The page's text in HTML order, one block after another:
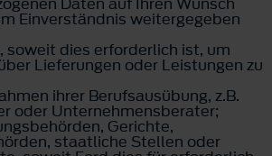
Einverständnis weitergegeben
soweit dies erforderlich ist, um
Lieferungen oder Leistungen zu
ihrer Berufsausübung, z.B.
oder Unternehmensberater;
Gerichte,
staatliche Stellen oder